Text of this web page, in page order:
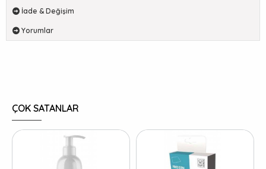
İade & Değişim
Yorumlar
ÇOK SATANLAR